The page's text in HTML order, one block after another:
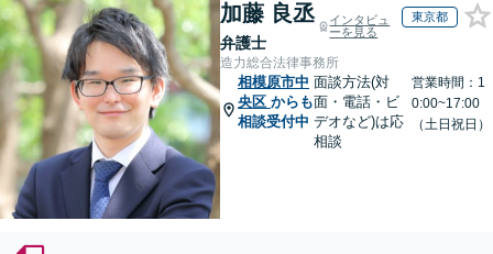
加藤 良丞
弁護士
インタビュ
ーを見る
東京都
造力総合法律事務所
相模原市中
央区 からも
相談受付中
面談方法(対
面・電話・ビ
デオなど)は応
相談
営業時間：1
0:00~17:00
（土日祝日）